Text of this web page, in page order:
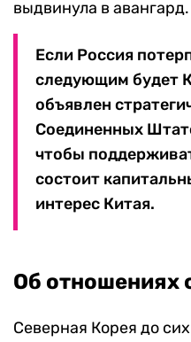
выдвинула в авангард.
Если Россия
следующим будет
объявлен
Соединенных
чтобы
состоит
интерес Китая.
Об отношениях
Северная Корея до